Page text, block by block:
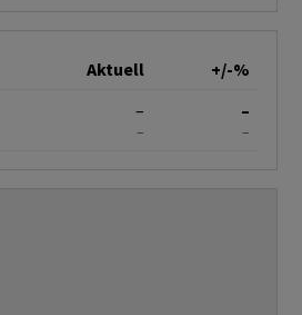
Aktuell
+/-%
–
–
–
–